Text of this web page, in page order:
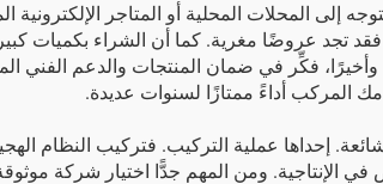
المحلات المحلية أو المتاجر
فقد تجد عروضًا مغرية. كما أن الشراء بكميات
فكِّر في ضمان المنتجات والدعم الفني
إحداها عملية التركيب. فتركيب النظام